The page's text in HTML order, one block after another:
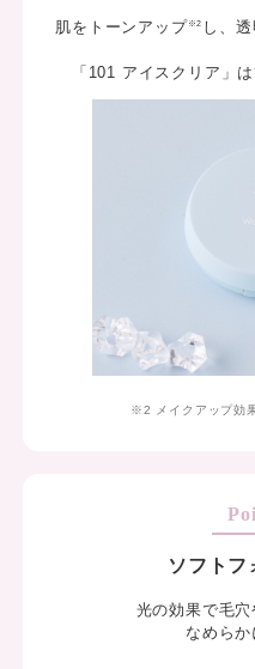
肌をトーンアップ※2 し、
「101 アイスクリア」は
※2 メイクアップ効
ソフトフ
光の効果で毛穴
なめらか